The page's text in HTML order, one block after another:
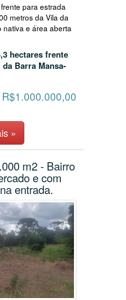
para estrada
metros da Vila da
e área aberta
hectares frente
Barra Mansa-
R$1.000.000,00
»
m2 - Bairro
e com
entrada.